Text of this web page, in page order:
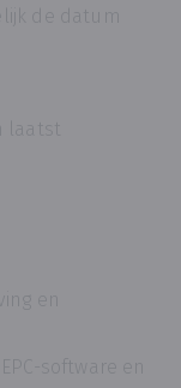
de datum
en
software en